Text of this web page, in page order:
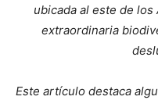
ubicada al este de
extraordinaria
Este artículo destaca